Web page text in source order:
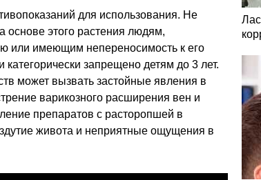
для использования. Не
основе этого растения людям,
или имеющим непереносимость к его
запрещено детям до 3 лет.
может вызвать застойные явления в
варикозного расширения вен и
препаратов с расторопшей в
живота и неприятные ощущения в